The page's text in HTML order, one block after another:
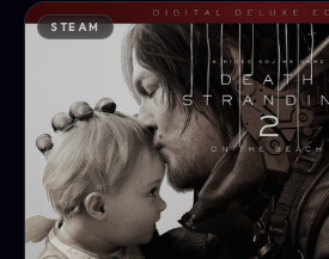
STEAM